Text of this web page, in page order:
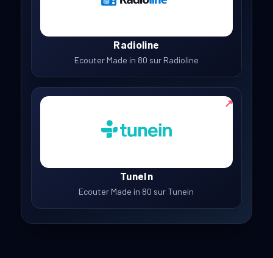
Radioline
Ecouter Made in 80 sur Radioline
TuneIn
Ecouter Made in 80 sur Tunein
↗